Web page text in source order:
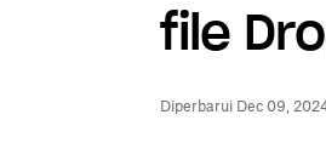
file
Diperbarui Dec 09,